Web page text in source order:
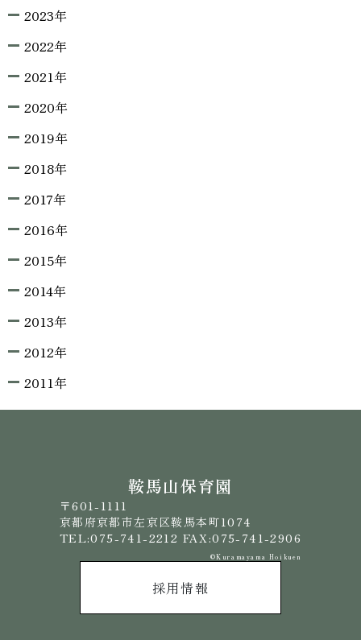
2023年
2022年
2021年
2020年
2019年
2018年
2017年
2016年
2015年
2014年
2013年
2012年
2011年
鞍馬山保育園
〒601-1111
京都府京都市左京区鞍馬本町1074
TEL:075-741-2212 FAX:075-741-2906
©️Kuramayama Hoikuen
採用情報